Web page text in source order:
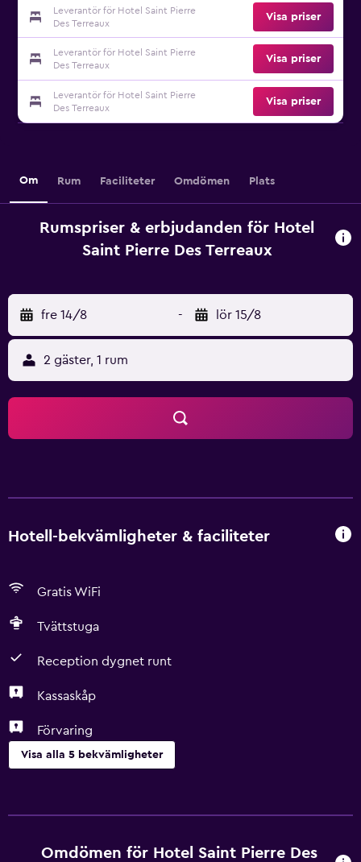
Leverantör för Hotel Saint Pierre
Des Terreaux
Visa priser
Leverantör för Hotel Saint Pierre
Des Terreaux
Visa priser
Leverantör för Hotel Saint Pierre
Des Terreaux
Visa priser
Om Rum Faciliteter Omdömen Plats
Rumspriser & erbjudanden för Hotel
Saint Pierre Des Terreaux
fre 14/8 - lör 15/8
2 gäster, 1 rum
Hotell-bekvämligheter & faciliteter
Gratis WiFi
Tvättstuga
Reception dygnet runt
Kassaskåp
Förvaring
Visa alla 5 bekvämligheter
Tvättstuga
Omdömen för Hotel Saint Pierre Des